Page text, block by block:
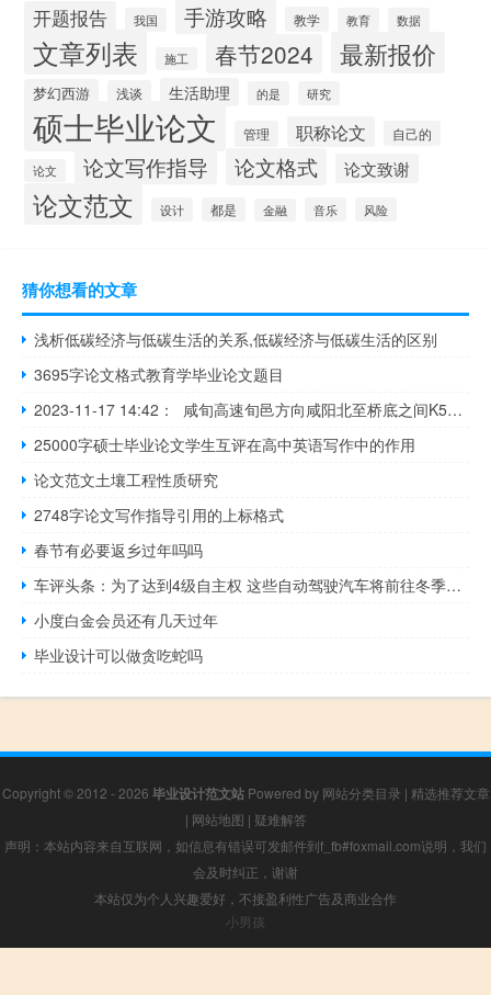
开题报告 我国 手游攻略 教学 教育 数据
文章列表 施工 春节2024 最新报价
梦幻西游 浅谈 生活助理 的是 研究
硕士毕业论文 管理 职称论文 自己的
论文 论文写作指导 论文格式 论文致谢
论文范文 设计 都是 金融 音乐 风险
猜你想看的文章
浅析低碳经济与低碳生活的关系,低碳经济与低碳生活的区别
3695字论文格式教育学毕业论文题目
2023-11-17 14:42： 咸旬高速旬邑方向咸阳北至桥底之间K588+745处发生的事故,目前事故路段道路封闭,咸阳北收费站入口封闭。 ​​​
25000字硕士毕业论文学生互评在高中英语写作中的作用
论文范文土壤工程性质研究
2748字论文写作指导引用的上标格式
春节有必要返乡过年吗吗
车评头条：为了达到4级自主权 这些自动驾驶汽车将前往冬季新兵训练营
小度白金会员还有几天过年
毕业设计可以做贪吃蛇吗
Copyright © 2012 - 2026 毕业设计范文站Powered by 网站分类目录 | 精选推荐文章
| 网站地图 | 疑难解答
声明：本站内容来自互联网，如信息有错误可发邮件到f_fb#foxmail.com说明，我们
会及时纠正，谢谢
本站仅为个人兴趣爱好，不接盈利性广告及商业合作
小男孩